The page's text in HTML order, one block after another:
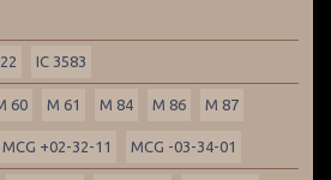
IC 3583
60 M 61 M 84 M 86 M 87
MCG +02-32-11 MCG -03-34-01